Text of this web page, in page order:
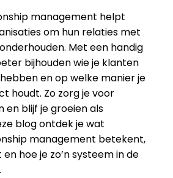
management helpt
om hun relaties met
Met een handig
bijhouden wie je klanten
en op welke manier je
houdt. Zo zorg je voor
en blijf je groeien als
blog ontdek je wat
management betekent,
hoe je zo’n systeem in de